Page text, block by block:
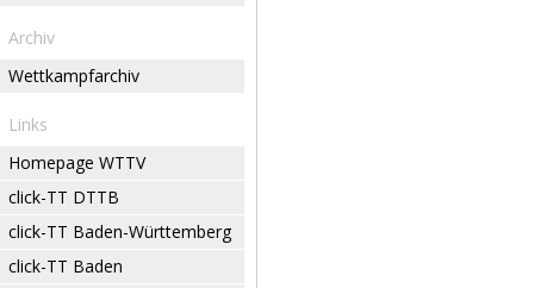
Archiv
Wettkampfarchiv
Links
Homepage WTTV
click-TT DTTB
click-TT Baden-Württemberg
click-TT Baden